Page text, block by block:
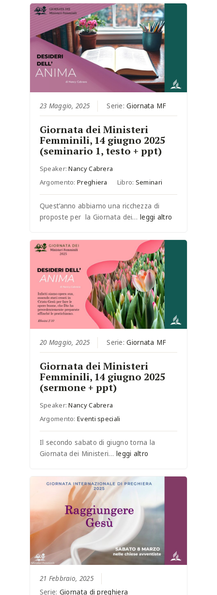
23 Maggio, 2025 Serie:Giornata MF
Giornata dei Ministeri
Femminili, 14 giugno 2025
(seminario 1, testo + ppt)
Speaker:Nancy Cabrera
Argomento:Preghiera Libro: Seminari
Quest’anno abbiamo una ricchezza di
proposte per la Giornata dei…leggi altro
20 Maggio, 2025 Serie:Giornata MF
Giornata dei Ministeri
Femminili, 14 giugno 2025
(sermone + ppt)
Speaker:Nancy Cabrera
Argomento:Eventi speciali
Il secondo sabato di giugno torna la
Giornata dei Ministeri… leggi altro
21 Febbraio, 2025
Serie: Giornata di preghiera